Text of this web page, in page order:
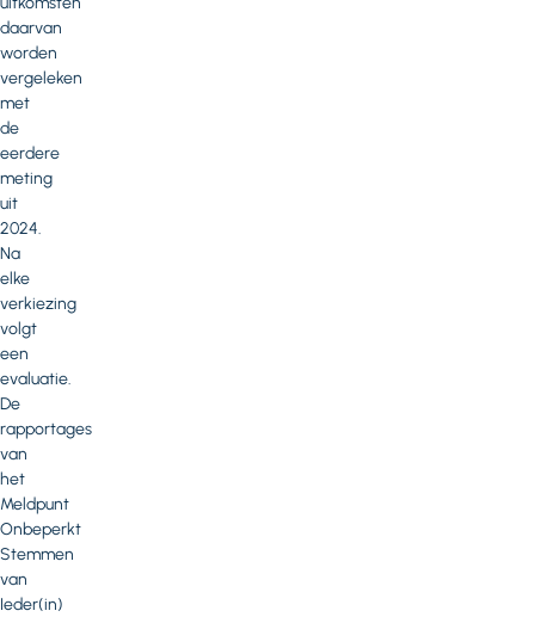
daarvan
worden
vergeleken
met
de
eerdere
meting
uit
2024.
Na
elke
verkiezing
volgt
een
evaluatie.
De
rapportages
van
het
Meldpunt
Onbeperkt
Stemmen
van
Ieder(in)